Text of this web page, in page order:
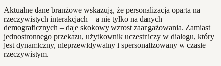
Aktualne dane branżowe wskazują, że personalizacja oparta na
rzeczywistych interakcjach – a nie tylko na danych
demograficznych – daje skokowy wzrost zaangażowania. Zamiast
jednostronnego przekazu, użytkownik uczestniczy w dialogu, który
jest dynamiczny, nieprzewidywalny i spersonalizowany w czasie
rzeczywistym.